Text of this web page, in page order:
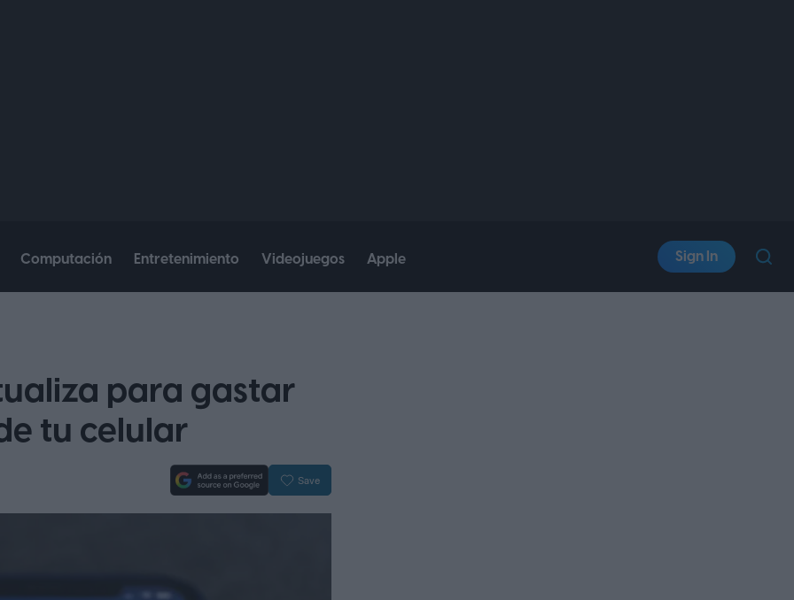
Computación Entretenimiento Videojuegos Apple Sign In
para gastar
tu celular
Save